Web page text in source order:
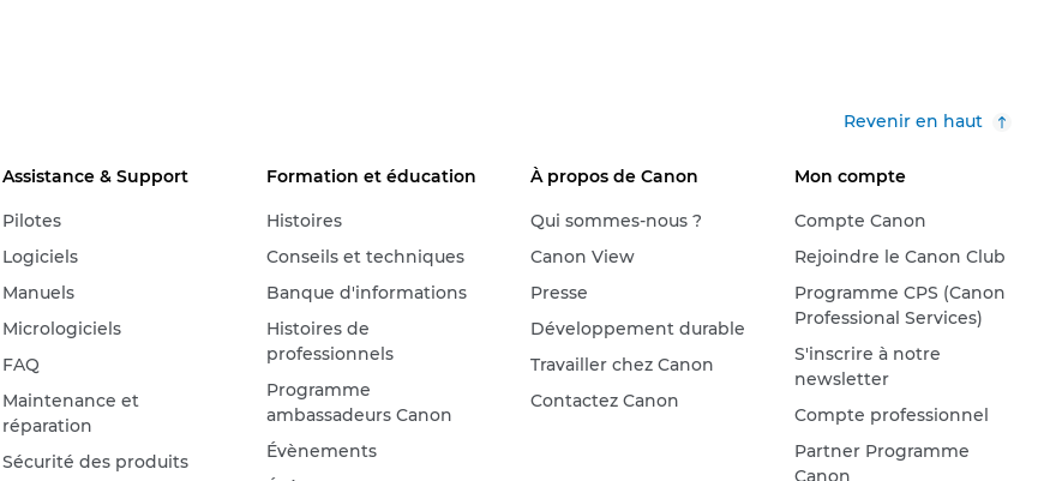
Revenir en haut
Assistance & Support
Pilotes
Logiciels
Manuels
Micrologiciels
FAQ
Maintenance et
réparation
Sécurité des produits
Formation et éducation
Histoires
Conseils et techniques
Banque d'informations
Histoires de
professionnels
Programme
ambassadeurs Canon
Évènements
À propos de Canon
Qui sommes-nous ?
Canon View
Presse
Développement durable
Travailler chez Canon
Contactez Canon
Mon compte
Compte Canon
Rejoindre le Canon Club
Programme CPS (Canon
Professional Services)
S'inscrire à notre
newsletter
Compte professionnel
Partner Programme
Canon